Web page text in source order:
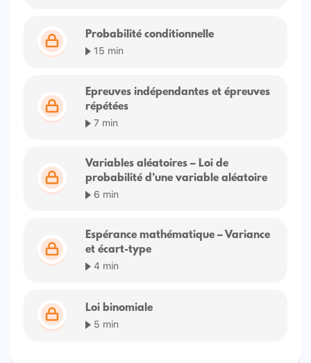
Probabilité conditionnelle
15 min
Epreuves indépendantes et épreuves
répétées
7 min
Variables aléatoires – Loi de
probabilité d’une variable aléatoire
6 min
Espérance mathématique – Variance
et écart-type
4 min
Loi binomiale
5 min